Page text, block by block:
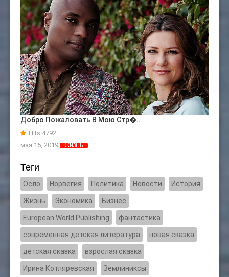
Добро Пожаловать В Мою Стр�…
Hits:4792
мая 15, 2019
ЖИЗНЬ
Теги
Осло Норвегия Политика Новости История
Жизнь Экономика Бизнес
European World Publishing фантастика
современная детская литература новая сказка
детская сказка взрослая сказка
Ирина Котляревская Землиниксы